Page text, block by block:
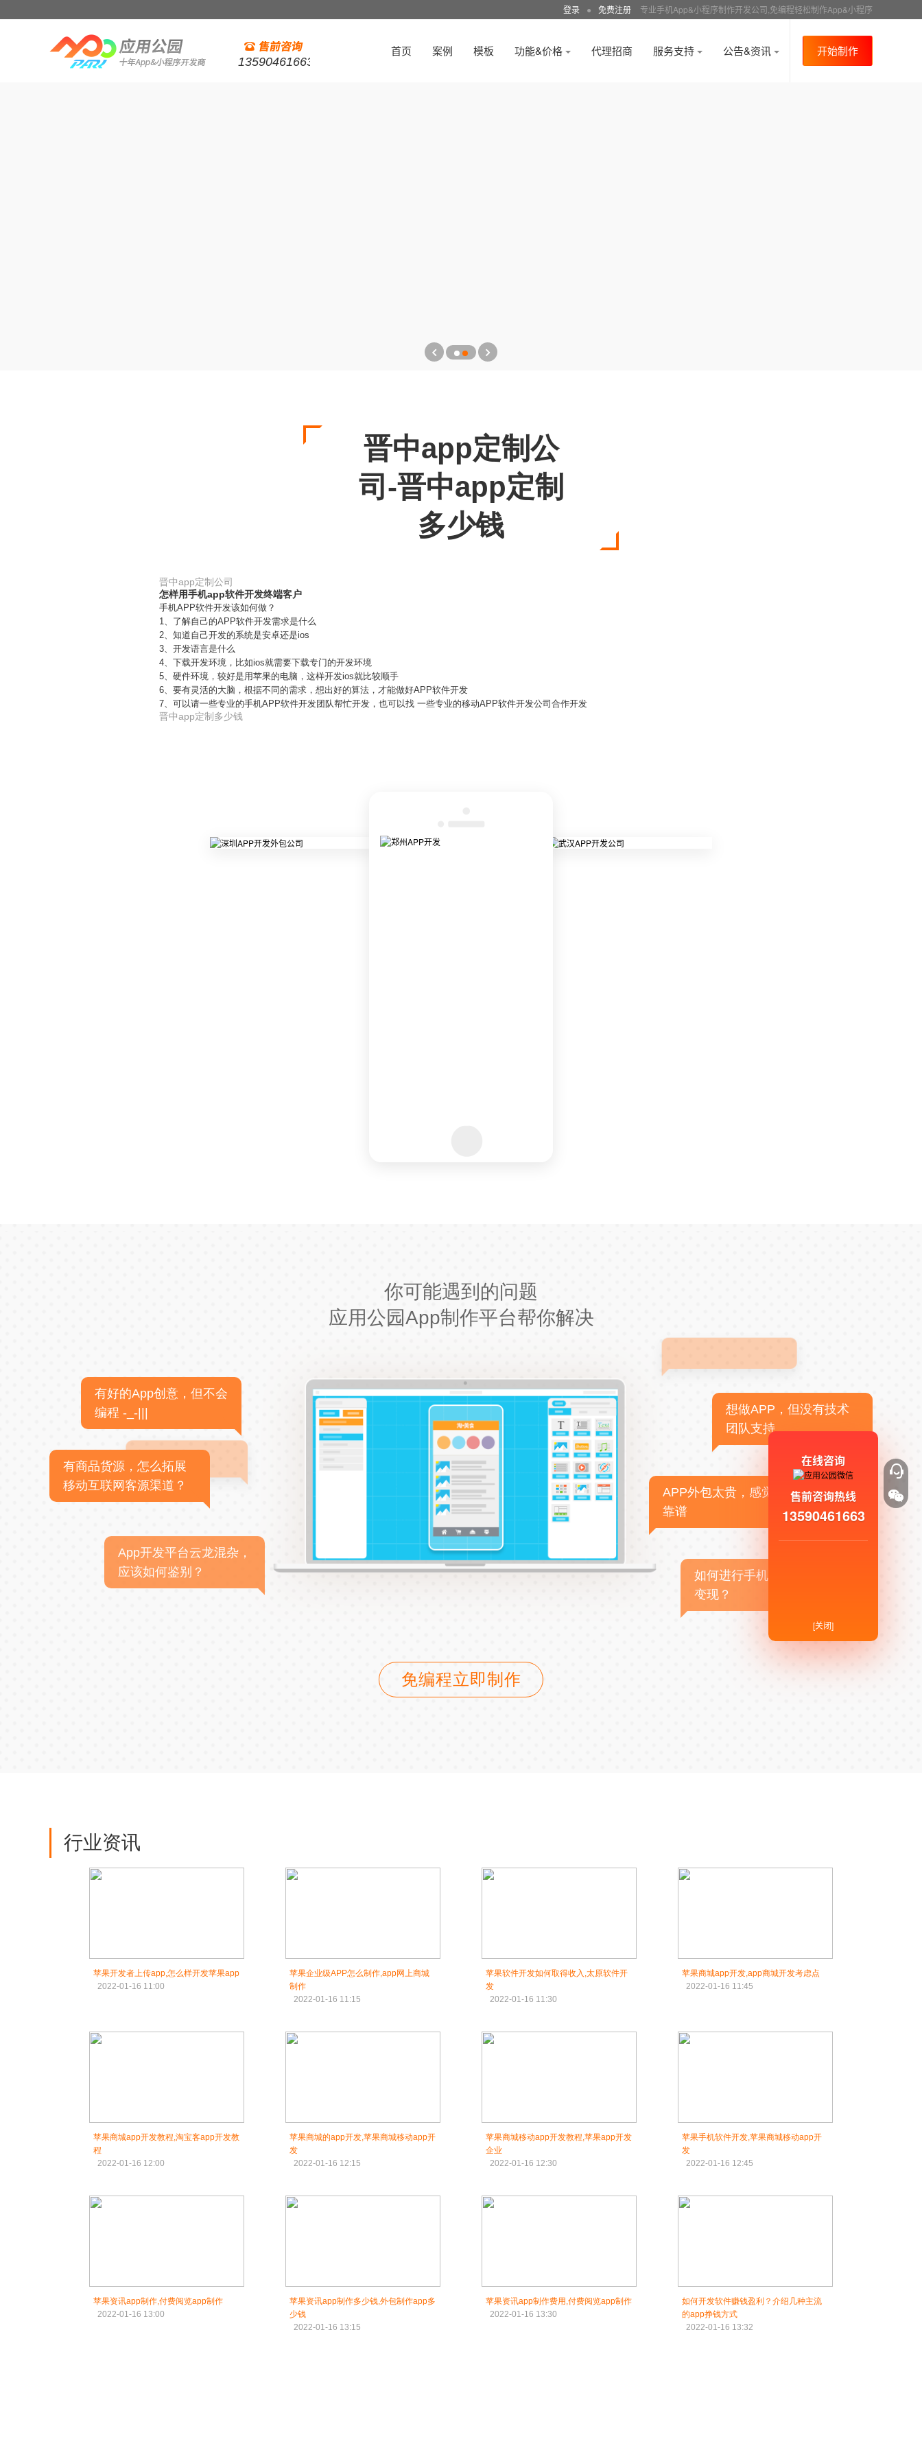
登录 ● 免费注册 专业手机App&小程序制作开发公司,免编程轻松制作App&小程序
13590461663
首页 案例 模板 功能&价格 代理招商 服务支持 公告&资讯 开始制作
晋中app定制公
司-晋中app定制
多少钱
晋中app定制公司
怎样用手机app软件开发终端客户
手机APP软件开发该如何做？
1、了解自己的APP软件开发需求是什么
2、知道自己开发的系统是安卓还是ios
3、开发语言是什么
4、下载开发环境，比如ios就需要下载专门的开发环境
5、硬件环境，较好是用苹果的电脑，这样开发ios就比较顺手
6、要有灵活的大脑，根据不同的需求，想出好的算法，才能做好APP软件开发
7、可以请一些专业的手机APP软件开发团队帮忙开发，也可以找 一些专业的移动APP软件开发公司合作开发
晋中app定制多少钱
你可能遇到的问题
应用公园App制作平台帮你解决
有好的App创意，但不会
编程 -_-|||
有商品货源，怎么拓展
移动互联网客源渠道？
App开发平台云龙混杂，
应该如何鉴别？
想做APP，但没有技术
团队支持
APP外包太贵，感觉不
靠谱
如何进行手机APP商业
变现？
免编程立即制作
行业资讯
苹果开发者上传app,怎么样开发苹果app
2022-01-16 11:00
苹果企业级APP怎么制作,app网上商城
制作
2022-01-16 11:15
苹果软件开发如何取得收入,太原软件开
发
2022-01-16 11:30
苹果商城app开发,app商城开发考虑点
2022-01-16 11:45
苹果商城app开发教程,淘宝客app开发教
程
2022-01-16 12:00
苹果商城的app开发,苹果商城移动app开
发
2022-01-16 12:15
苹果商城移动app开发教程,苹果app开发
企业
2022-01-16 12:30
苹果手机软件开发,苹果商城移动app开
发
2022-01-16 12:45
苹果资讯app制作,付费阅览app制作
2022-01-16 13:00
苹果资讯app制作多少钱,外包制作app多
少钱
2022-01-16 13:15
苹果资讯app制作费用,付费阅览app制作
2022-01-16 13:30
如何开发软件赚钱盈利？介绍几种主流
的app挣钱方式
2022-01-16 13:32
在线咨询
售前咨询热线
13590461663
[关闭]